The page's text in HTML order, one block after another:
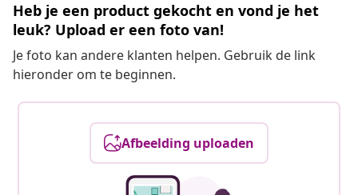
Heb je een product gekocht en vond je het
leuk? Upload er een foto van!
Je foto kan andere klanten helpen. Gebruik de link
hieronder om te beginnen.
Afbeelding uploaden